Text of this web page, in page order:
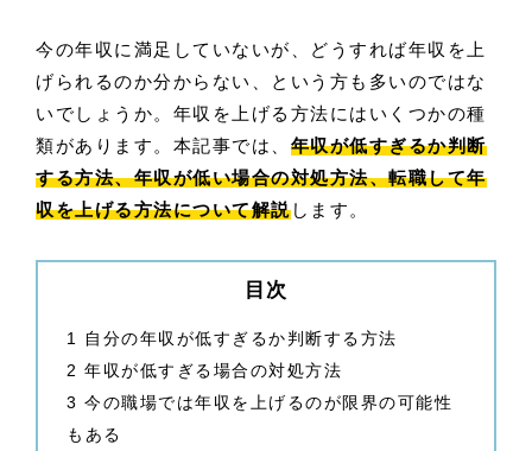
今の年収に満足していないが、どうすれば年収を上
げられるのか分からない、という方も多いのではな
いでしょうか。年収を上げる方法にはいくつかの種
類があります。本記事では、 年収が低すぎるか判断
する方法、年収が低い場合の対処方法、転職して年
収を上げる方法について解説します。
目次
1
自分の年収が低すぎるか判断する方法
2 年収が低すぎる場合の対処方法
3 今の職場では年収を上げるのが限界の可能性
もある